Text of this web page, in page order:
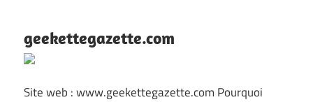
geekettegazette.com
Site web : www.geekettegazette.com Pourquoi